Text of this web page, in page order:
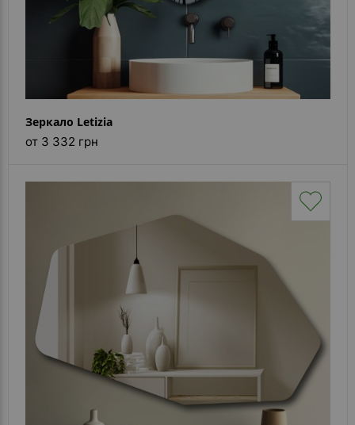
Зеркало Letizia
от 3 332 грн